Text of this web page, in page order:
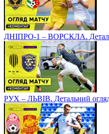
ДНІПРО-1 – ВОРСКЛА.
РУХ – ЛЬВІВ. Детальний